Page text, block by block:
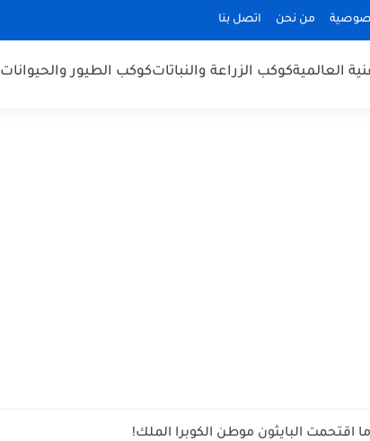
من نحن اتصل بنا
العالميةكوكب الزراعة والنباتاتكوكب الطيور والحيوانات
اقتحمت البايثون موطن الكوبرا الملك!